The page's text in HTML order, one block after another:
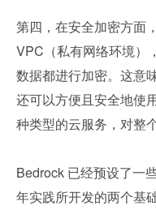
第四，在安全加密方面
VPC（私有网络环境）
数据都进行加密。这意
还可以方便且安全地使
种类型的云服务，对整
Bedrock 已经预设了一
年实践所开发的两个基